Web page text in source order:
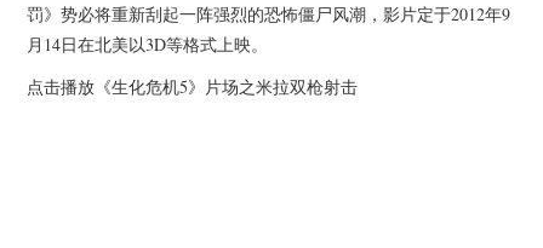
罚》势必将重新刮起一阵强烈的恐怖僵尸风潮，影片定于2012年9
月14日在北美以3D等格式上映。
点击播放《生化危机5》片场之米拉双枪射击